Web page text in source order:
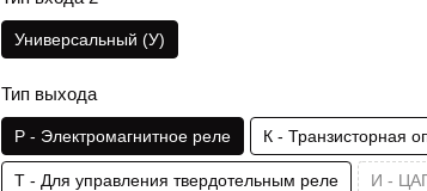
Универсальный (У)
Тип выхода
Р - Электромагнитное реле К - Транзисторная
Т - Для управления твердотельным реле И -